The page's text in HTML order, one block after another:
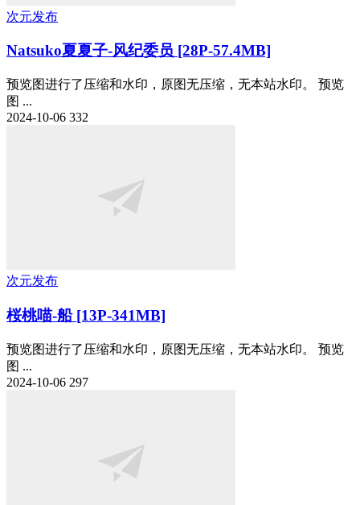
次元发布
Natsuko夏夏子-风纪委员 [28P-57.4MB]
预览图进行了压缩和水印，原图无压缩，无本站水印。 预览
图 ...
2024-10-06 332
次元发布
桜桃喵-船 [13P-341MB]
预览图进行了压缩和水印，原图无压缩，无本站水印。 预览
图 ...
2024-10-06 297